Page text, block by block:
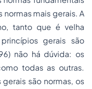
normas mais gerais. A
tanto que é velha
gerais são
não há dúvida: os
todas as outras.
são normas, os